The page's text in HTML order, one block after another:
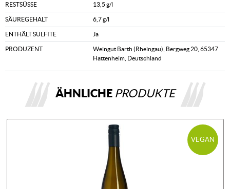
RESTSÜSSE 13,5 g/l
SÄUREGEHALT 6,7 g/l
ENTHÄLT SULFITE Ja
PRODUZENT
Weingut Barth (Rheingau), Bergweg 20, 65347
Hattenheim, Deutschland
ÄHNLICHE PRODUKTE
VEGAN